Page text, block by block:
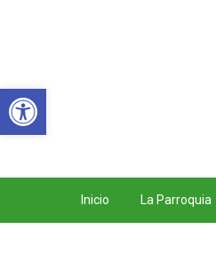
Inicio La Parroquia
Abrir barra de herramientas